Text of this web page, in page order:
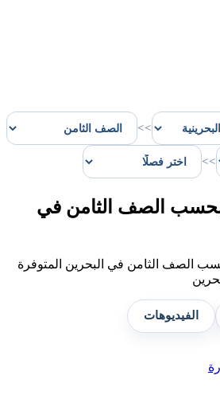
>>
>>
الصف الثامن في
الصف الثامن في البحرين المتوفرة
الفيديوهات